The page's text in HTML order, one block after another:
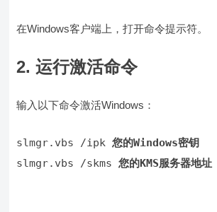
在Windows客户端上，打开命令提示符。
2. 运行激活命令
输入以下命令激活Windows：
slmgr.vbs /ipk 您的Windows密钥
slmgr.vbs /skms 您的KMS服务器地址